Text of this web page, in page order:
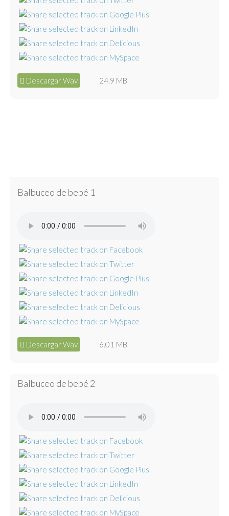
Descargar Wav 24.9 MB
Balbuceo de bebé 1
Descargar Wav 6.01 MB
Balbuceo de bebé 2